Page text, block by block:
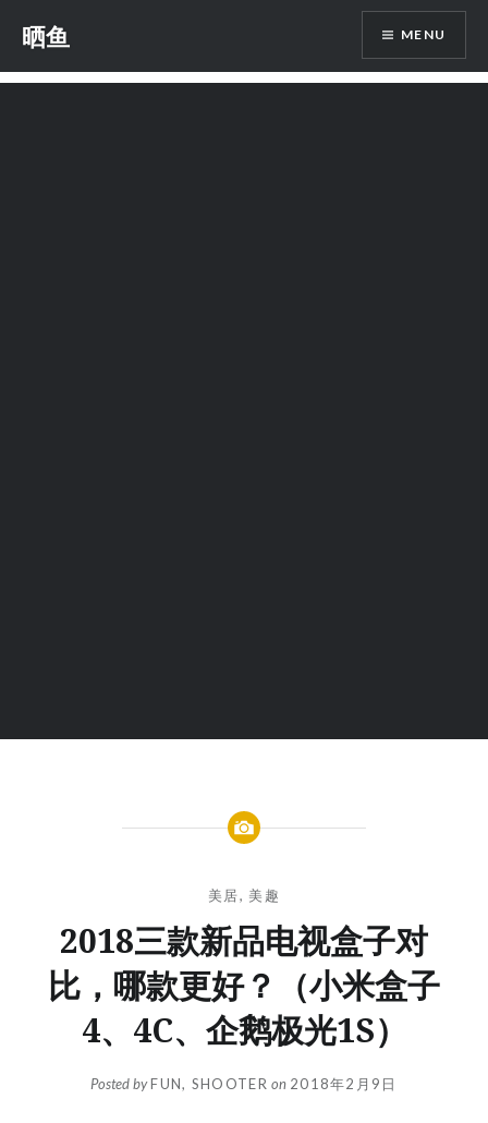
content
晒鱼 MENU
美居, 美趣
2018三款新品电视盒子对
比，哪款更好？（小米盒子
4、4C、企鹅极光1S）
Posted byFUN, SHOOTER on 2018年2月9日